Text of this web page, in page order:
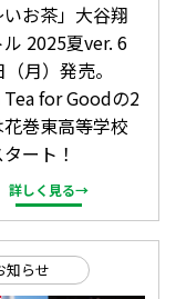
いお茶」大谷翔
2025夏ver. 6
月）発売。
Tea for Goodの2
巻東高等学校
ート！
詳しく見る→
知らせ